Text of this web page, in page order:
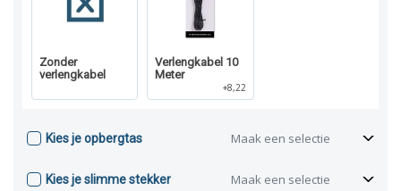
Zonder
verlengkabel
Verlengkabel 10
Meter
+8,22
Kies je opbergtas Maak een selectie
Kies je slimme stekker Maak een selectie